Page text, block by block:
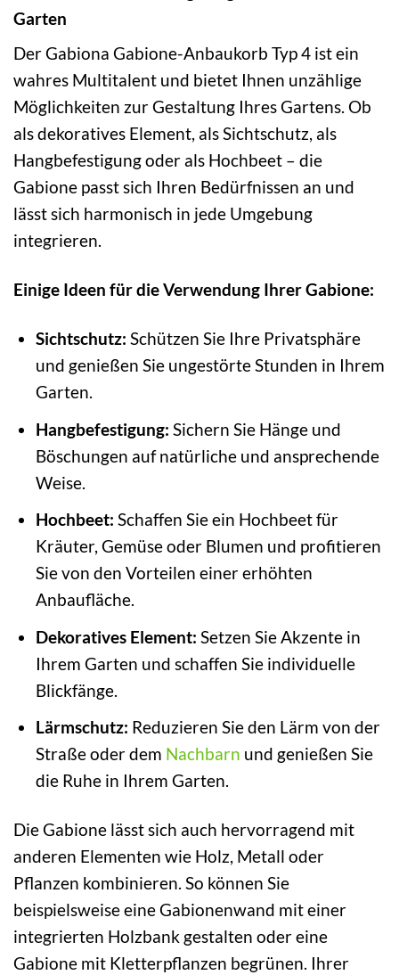
Garten
Der Gabiona Gabione-Anbaukorb Typ 4 ist ein
wahres Multitalent und bietet Ihnen unzählige
Möglichkeiten zur Gestaltung Ihres Gartens. Ob
als dekoratives Element, als Sichtschutz, als
Hangbefestigung oder als Hochbeet – die
Gabione passt sich Ihren Bedürfnissen an und
lässt sich harmonisch in jede Umgebung
integrieren.
Einige Ideen für die Verwendung Ihrer Gabione:
Sichtschutz: Schützen Sie Ihre Privatsphäre
und genießen Sie ungestörte Stunden in Ihrem
Garten.
Hangbefestigung: Sichern Sie Hänge und
Böschungen auf natürliche und ansprechende
Weise.
Hochbeet: Schaffen Sie ein Hochbeet für
Kräuter, Gemüse oder Blumen und profitieren
Sie von den Vorteilen einer erhöhten
Anbaufläche.
Dekoratives Element: Setzen Sie Akzente in
Ihrem Garten und schaffen Sie individuelle
Blickfänge.
Lärmschutz: Reduzieren Sie den Lärm von der
Straße oder dem Nachbarn und genießen Sie
die Ruhe in Ihrem Garten.
Die Gabione lässt sich auch hervorragend mit
anderen Elementen wie Holz, Metall oder
Pflanzen kombinieren. So können Sie
beispielsweise eine Gabionenwand mit einer
integrierten Holzbank gestalten oder eine
Gabione mit Kletterpflanzen begrünen. Ihrer